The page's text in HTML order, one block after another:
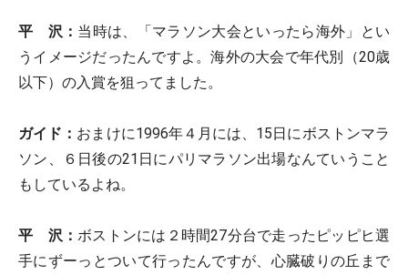
平 沢： 当時は、「マラソン大会といったら海外」とい
うイメージだったんですよ。海外の大会で年代別（20歳
以下）の入賞を狙ってました。
ガイド： おまけに1996年４月には、15日にボストンマラ
ソン、６日後の21日にパリマラソン出場なんていうこと
もしているよね。
平 沢： ボストンには２時間27分台で走ったピッピヒ選
手にずーっとついて行ったんですが、心臓破りの丘まで